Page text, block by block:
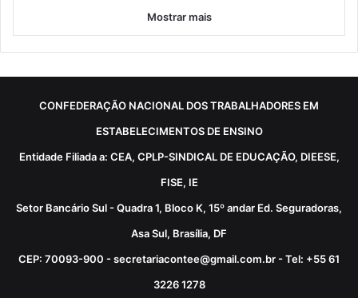
Mostrar mais
CONFEDERAÇÃO NACIONAL DOS TRABALHADORES EM
ESTABELECIMENTOS DE ENSINO
Entidade Filiada a: CEA, CPLP-SINDICAL DE EDUCAÇÃO, DIEESE,
FISE, IE
Setor Bancário Sul - Quadra 1, Bloco K, 15º andar Ed. Seguradoras,
Asa Sul, Brasília, DF
CEP: 70093-900 - secretariacontee@gmail.com.br - Tel: +55 61
3226 1278